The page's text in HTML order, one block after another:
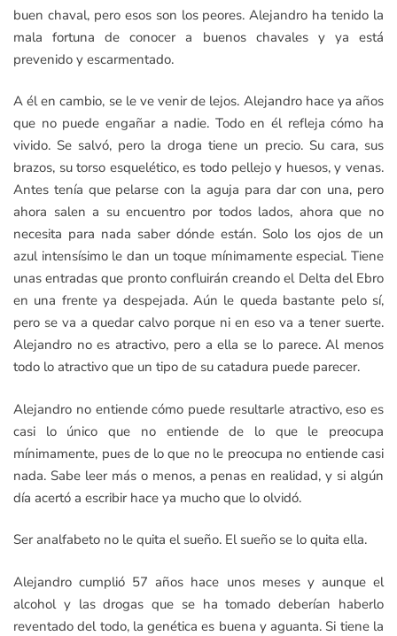
buen chaval, pero esos son los peores. Alejandro ha tenido la
mala fortuna de conocer a buenos chavales y ya está
prevenido y escarmentado.
A él en cambio, se le ve venir de lejos. Alejandro hace ya años
que no puede engañar a nadie. Todo en él refleja cómo ha
vivido. Se salvó, pero la droga tiene un precio. Su cara, sus
brazos, su torso esquelético, es todo pellejo y huesos, y venas.
Antes tenía que pelarse con la aguja para dar con una, pero
ahora salen a su encuentro por todos lados, ahora que no
necesita para nada saber dónde están. Solo los ojos de un
azul intensísimo le dan un toque mínimamente especial. Tiene
unas entradas que pronto confluirán creando el Delta del Ebro
en una frente ya despejada. Aún le queda bastante pelo sí,
pero se va a quedar calvo porque ni en eso va a tener suerte.
Alejandro no es atractivo, pero a ella se lo parece. Al menos
todo lo atractivo que un tipo de su catadura puede parecer.
Alejandro no entiende cómo puede resultarle atractivo, eso es
casi lo único que no entiende de lo que le preocupa
mínimamente, pues de lo que no le preocupa no entiende casi
nada. Sabe leer más o menos, a penas en realidad, y si algún
día acertó a escribir hace ya mucho que lo olvidó.
Ser analfabeto no le quita el sueño. El sueño se lo quita ella.
Alejandro cumplió 57 años hace unos meses y aunque el
alcohol y las drogas que se ha tomado deberían haberlo
reventado del todo, la genética es buena y aguanta. Si tiene la